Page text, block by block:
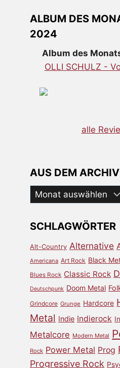
ALBUM DES
2024
Album des
OLLI SCHULZ -
alle
AUS DEM ARCHIV
Aus
dem
SCHLAGWÖRTER
Alt-Country Alternative
Americana Art Rock Black
Blues Rock Classic Rock
Deutschpunk Doom Metal
Grindcore Grunge Hardcore
Metal Indie Indierock
Metalcore Modern Metal
Rock Power Metal Prog
Progressive Rock